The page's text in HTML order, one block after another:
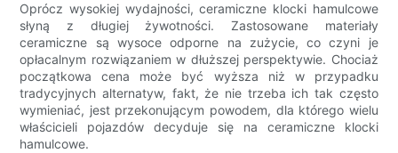
Oprócz wysokiej wydajności, ceramiczne klocki hamulcowe
słyną z długiej żywotności. Zastosowane materiały
ceramiczne są wysoce odporne na zużycie, co czyni je
opłacalnym rozwiązaniem w dłuższej perspektywie. Chociaż
początkowa cena może być wyższa niż w przypadku
tradycyjnych alternatyw, fakt, że nie trzeba ich tak często
wymieniać, jest przekonującym powodem, dla którego wielu
właścicieli pojazdów decyduje się na ceramiczne klocki
hamulcowe.